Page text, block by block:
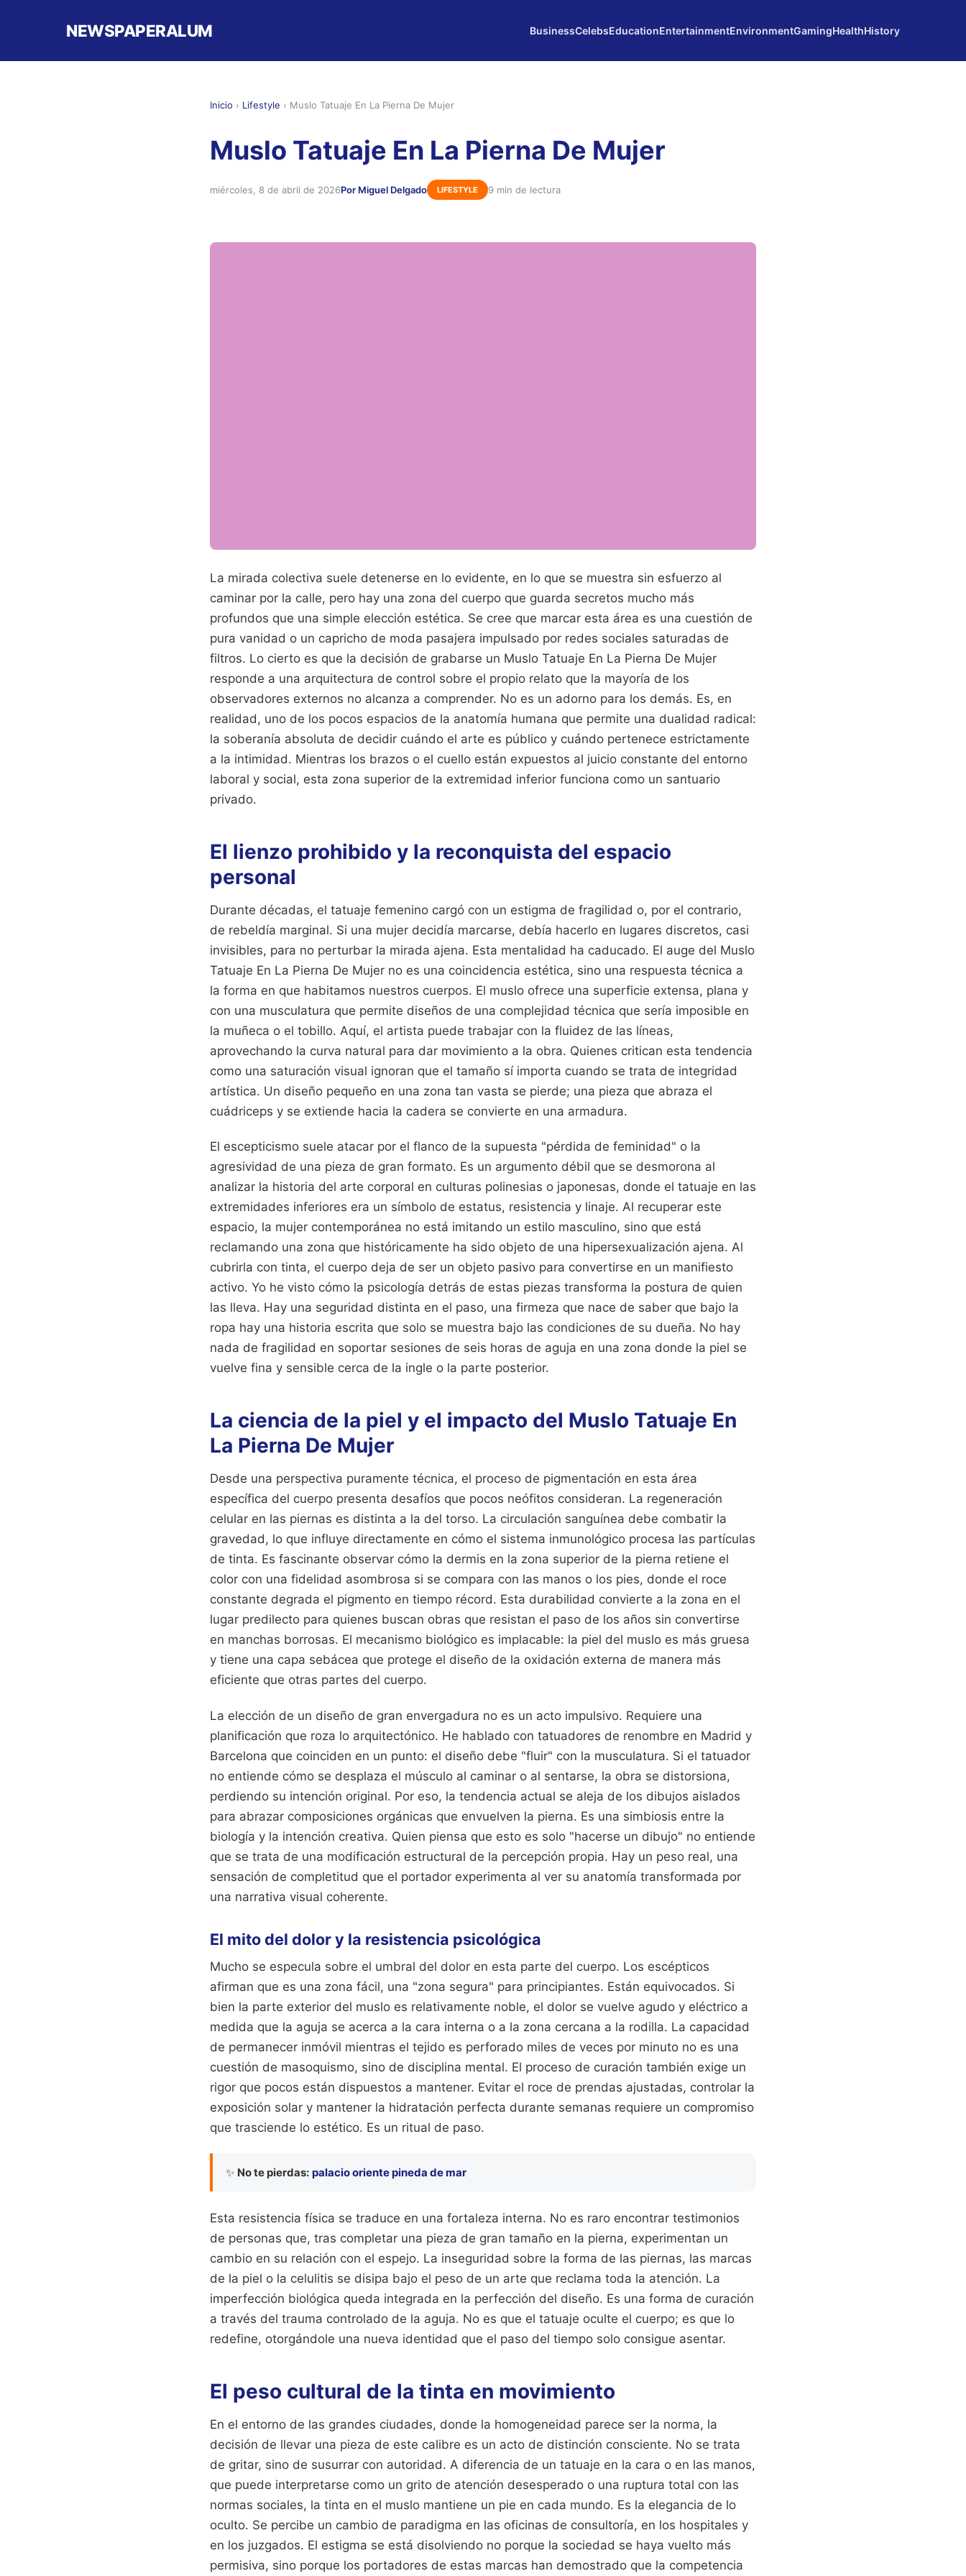
NEWSPAPERALUM BusinessCelebsEducationEntertainmentEnvironmentGamingHealthHistory
Inicio › Lifestyle › Muslo Tatuaje En La Pierna De Mujer
Muslo Tatuaje En La Pierna De Mujer
miércoles, 8 de abril de 2026Por Miguel Delgado LIFESTYLE 9 min de lectura
La mirada colectiva suele detenerse en lo evidente, en lo que se muestra sin esfuerzo al
caminar por la calle, pero hay una zona del cuerpo que guarda secretos mucho más
profundos que una simple elección estética. Se cree que marcar esta área es una cuestión de
pura vanidad o un capricho de moda pasajera impulsado por redes sociales saturadas de
filtros. Lo cierto es que la decisión de grabarse un Muslo Tatuaje En La Pierna De Mujer
responde a una arquitectura de control sobre el propio relato que la mayoría de los
observadores externos no alcanza a comprender. No es un adorno para los demás. Es, en
realidad, uno de los pocos espacios de la anatomía humana que permite una dualidad radical:
la soberanía absoluta de decidir cuándo el arte es público y cuándo pertenece estrictamente
a la intimidad. Mientras los brazos o el cuello están expuestos al juicio constante del entorno
laboral y social, esta zona superior de la extremidad inferior funciona como un santuario
privado.
El lienzo prohibido y la reconquista del espacio
personal
Durante décadas, el tatuaje femenino cargó con un estigma de fragilidad o, por el contrario,
de rebeldía marginal. Si una mujer decidía marcarse, debía hacerlo en lugares discretos, casi
invisibles, para no perturbar la mirada ajena. Esta mentalidad ha caducado. El auge del Muslo
Tatuaje En La Pierna De Mujer no es una coincidencia estética, sino una respuesta técnica a
la forma en que habitamos nuestros cuerpos. El muslo ofrece una superficie extensa, plana y
con una musculatura que permite diseños de una complejidad técnica que sería imposible en
la muñeca o el tobillo. Aquí, el artista puede trabajar con la fluidez de las líneas,
aprovechando la curva natural para dar movimiento a la obra. Quienes critican esta tendencia
como una saturación visual ignoran que el tamaño sí importa cuando se trata de integridad
artística. Un diseño pequeño en una zona tan vasta se pierde; una pieza que abraza el
cuádriceps y se extiende hacia la cadera se convierte en una armadura.
El escepticismo suele atacar por el flanco de la supuesta "pérdida de feminidad" o la
agresividad de una pieza de gran formato. Es un argumento débil que se desmorona al
analizar la historia del arte corporal en culturas polinesias o japonesas, donde el tatuaje en las
extremidades inferiores era un símbolo de estatus, resistencia y linaje. Al recuperar este
espacio, la mujer contemporánea no está imitando un estilo masculino, sino que está
reclamando una zona que históricamente ha sido objeto de una hipersexualización ajena. Al
cubrirla con tinta, el cuerpo deja de ser un objeto pasivo para convertirse en un manifiesto
activo. Yo he visto cómo la psicología detrás de estas piezas transforma la postura de quien
las lleva. Hay una seguridad distinta en el paso, una firmeza que nace de saber que bajo la
ropa hay una historia escrita que solo se muestra bajo las condiciones de su dueña. No hay
nada de fragilidad en soportar sesiones de seis horas de aguja en una zona donde la piel se
vuelve fina y sensible cerca de la ingle o la parte posterior.
La ciencia de la piel y el impacto del Muslo Tatuaje En
La Pierna De Mujer
Desde una perspectiva puramente técnica, el proceso de pigmentación en esta área
específica del cuerpo presenta desafíos que pocos neófitos consideran. La regeneración
celular en las piernas es distinta a la del torso. La circulación sanguínea debe combatir la
gravedad, lo que influye directamente en cómo el sistema inmunológico procesa las partículas
de tinta. Es fascinante observar cómo la dermis en la zona superior de la pierna retiene el
color con una fidelidad asombrosa si se compara con las manos o los pies, donde el roce
constante degrada el pigmento en tiempo récord. Esta durabilidad convierte a la zona en el
lugar predilecto para quienes buscan obras que resistan el paso de los años sin convertirse
en manchas borrosas. El mecanismo biológico es implacable: la piel del muslo es más gruesa
y tiene una capa sebácea que protege el diseño de la oxidación externa de manera más
eficiente que otras partes del cuerpo.
La elección de un diseño de gran envergadura no es un acto impulsivo. Requiere una
planificación que roza lo arquitectónico. He hablado con tatuadores de renombre en Madrid y
Barcelona que coinciden en un punto: el diseño debe "fluir" con la musculatura. Si el tatuador
no entiende cómo se desplaza el músculo al caminar o al sentarse, la obra se distorsiona,
perdiendo su intención original. Por eso, la tendencia actual se aleja de los dibujos aislados
para abrazar composiciones orgánicas que envuelven la pierna. Es una simbiosis entre la
biología y la intención creativa. Quien piensa que esto es solo "hacerse un dibujo" no entiende
que se trata de una modificación estructural de la percepción propia. Hay un peso real, una
sensación de completitud que el portador experimenta al ver su anatomía transformada por
una narrativa visual coherente.
El mito del dolor y la resistencia psicológica
Mucho se especula sobre el umbral del dolor en esta parte del cuerpo. Los escépticos
afirman que es una zona fácil, una "zona segura" para principiantes. Están equivocados. Si
bien la parte exterior del muslo es relativamente noble, el dolor se vuelve agudo y eléctrico a
medida que la aguja se acerca a la cara interna o a la zona cercana a la rodilla. La capacidad
de permanecer inmóvil mientras el tejido es perforado miles de veces por minuto no es una
cuestión de masoquismo, sino de disciplina mental. El proceso de curación también exige un
rigor que pocos están dispuestos a mantener. Evitar el roce de prendas ajustadas, controlar la
exposición solar y mantener la hidratación perfecta durante semanas requiere un compromiso
que trasciende lo estético. Es un ritual de paso.
✨ No te pierdas: palacio oriente pineda de mar
Esta resistencia física se traduce en una fortaleza interna. No es raro encontrar testimonios
de personas que, tras completar una pieza de gran tamaño en la pierna, experimentan un
cambio en su relación con el espejo. La inseguridad sobre la forma de las piernas, las marcas
de la piel o la celulitis se disipa bajo el peso de un arte que reclama toda la atención. La
imperfección biológica queda integrada en la perfección del diseño. Es una forma de curación
a través del trauma controlado de la aguja. No es que el tatuaje oculte el cuerpo; es que lo
redefine, otorgándole una nueva identidad que el paso del tiempo solo consigue asentar.
El peso cultural de la tinta en movimiento
En el entorno de las grandes ciudades, donde la homogeneidad parece ser la norma, la
decisión de llevar una pieza de este calibre es un acto de distinción consciente. No se trata
de gritar, sino de susurrar con autoridad. A diferencia de un tatuaje en la cara o en las manos,
que puede interpretarse como un grito de atención desesperado o una ruptura total con las
normas sociales, la tinta en el muslo mantiene un pie en cada mundo. Es la elegancia de lo
oculto. Se percibe un cambio de paradigma en las oficinas de consultoría, en los hospitales y
en los juzgados. El estigma se está disolviendo no porque la sociedad se haya vuelto más
permisiva, sino porque los portadores de estas marcas han demostrado que la competencia